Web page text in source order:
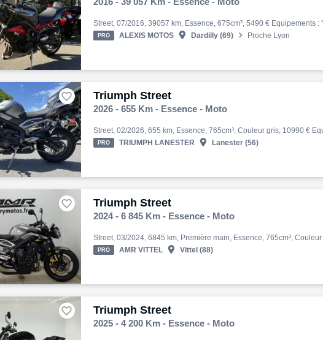
PRO ALEXIS MOTOS  Dardilly (69)  Proche Lyon
Triumph Street

2026 - 655 Km - Essence - Moto
PRO TRIUMPH LANESTER  Lanester (56)
Triumph Street

2024 - 6 845 Km - Essence - Moto
PRO AMR VITTEL  Vittel (88)
Triumph Street

2025 - 4 200 Km - Essence - Moto